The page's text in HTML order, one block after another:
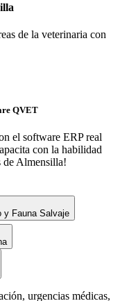
de la veterinaria con
QVET
el software ERP real
con la habilidad
de Almensilla!
y Fauna Salvaje
urgencias médicas,